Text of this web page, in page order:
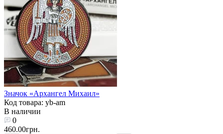
Значок «Архангел Михаил»
Код товара: yb-am
В наличии
0
460.00грн.